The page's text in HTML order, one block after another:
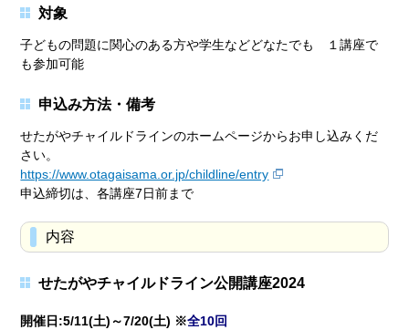
対象
子どもの問題に関心のある方や学生などどなたでも １講座で
も参加可能
申込み方法・備考
せたがやチャイルドラインのホームページからお申し込みくだ
さい。
https://www.otagaisama.or.jp/childline/entry
申込締切は、各講座7日前まで
内容
せたがやチャイルドライン公開講座2024
開催日:5/11(土)～7/20(土) ※全10回